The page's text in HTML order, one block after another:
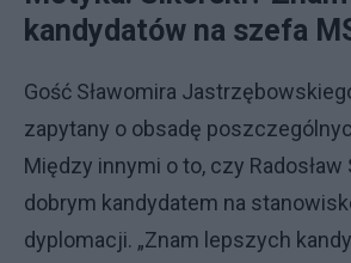
kandydatów na szefa
Gość Sławomira
zapytany o obsadę
Między innymi o to, czy
dobrym kandydatem na
dyplomacji. „Znam lepszych